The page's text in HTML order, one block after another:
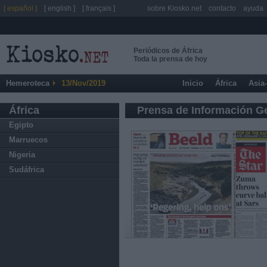
Periódicos de África
Toda la prensa de hoy
Hemeroteca 13/Nov/2019 Inicio África
África
Egipto
Marruecos
Nigeria
Sudáfrica
Prensa de Información
[ español ] [ english ] [ français ] sobre Kiosko.net contacto ayuda